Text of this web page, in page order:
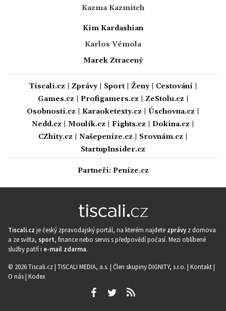
Kazma Kazmitch
Kim Kardashian
Karlos Vémola
Marek Ztracený
Tiscali.cz Zprávy| Sport| Ženy| Cestování|
Games.cz
Profigamers.cz ZeStolu.cz
Osobnosti.cz
Karaoketexty.cz Úschovna.cz
Nedd.cz
Moulík.cz Fights.cz Dokina.cz
CZhity.cz
Našepeníze.cz Srovnám.cz
StartupInsider.cz
Partneři: Peníze.cz
Tiscali.cz je český zpravodajský portál, na kterém najdete zprávy z domova
a ze světa, sport, finance nebo servis s předpovědí počasí. Mezi oblíbené
služby patří i e-mail zdarma.
© 2026 Tiscali.cz | TISCALI MEDIA, a.s. | Člen skupiny DIGNITY, s.r.o. | Kontakt|
O nás| Kodex